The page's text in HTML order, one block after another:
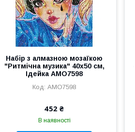
Набір з алмазною мозаїкою
"Ритмічна музика" 40х50 см,
Ідейка AMO7598
AMO7598
452 ₴
В наявності